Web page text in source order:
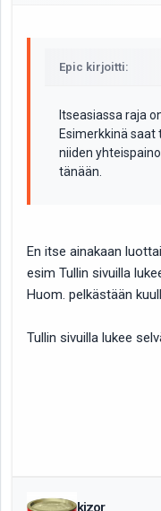
Epic kirjoitti:
Itseasiassa raja
Esimerkkinä
niiden
tänään.
En itse ainakaan
esim Tullin sivuilla
Huom. pelkästään
Tullin sivuilla lukee
kizor